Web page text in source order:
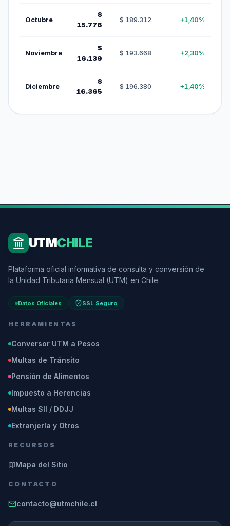
Octubre
$
15.776
$ 189.312 +1,40%
Noviembre
$
16.139
$ 193.668 +2,30%
Diciembre
$
16.365
$ 196.380 +1,40%
UTMCHILE
Plataforma oficial informativa de consulta y conversión de
la Unidad Tributaria Mensual (UTM) en Chile.
Datos Oficiales SSL Seguro
HERRAMIENTAS
Conversor UTM a Pesos
Multas de Tránsito
Pensión de Alimentos
Impuesto a Herencias
Multas SII / DDJJ
Extranjería y Otros
RECURSOS
Mapa del Sitio
CONTACTO
contacto@utmchile.cl